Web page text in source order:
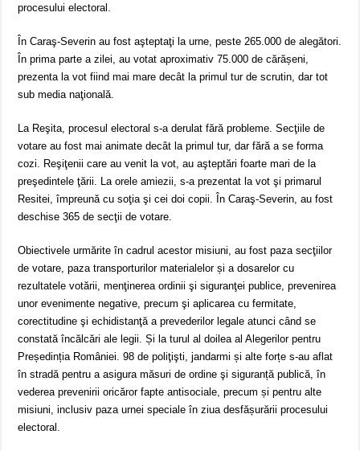
procesului electoral.
În Caraş-Severin au fost aşteptaţi la urne, peste 265.000 de alegători.
În prima parte a zilei, au votat aproximativ 75.000 de cărășeni,
prezenta la vot fiind mai mare decât la primul tur de scrutin, dar tot
sub media naţională.
La Reşita, procesul electoral s-a derulat fără probleme. Secţiile de
votare au fost mai animate decât la primul tur, dar fără a se forma
cozi. Reşiţenii care au venit la vot, au aşteptări foarte mari de la
preşedintele ţării. La orele amiezii, s-a prezentat la vot şi primarul
Resitei, împreună cu soţia şi cei doi copii. În Caraş-Severin, au fost
deschise 365 de secţii de votare.
Obiectivele urmărite în cadrul acestor misiuni, au fost paza secţiilor
de votare, paza transporturilor materialelor și a dosarelor cu
rezultatele votării, menţinerea ordinii şi siguranţei publice, prevenirea
unor evenimente negative, precum şi aplicarea cu fermitate,
corectitudine şi echidistanţă a prevederilor legale atunci când se
constată încălcări ale legii. Și la turul al doilea al Alegerilor pentru
Președinția României. 98 de poliţişti, jandarmi și alte forțe s-au aflat
în stradă pentru a asigura măsuri de ordine şi siguranță publică, în
vederea prevenirii oricăror fapte antisociale, precum și pentru alte
misiuni, inclusiv paza urnei speciale în ziua desfășurării procesului
electoral.